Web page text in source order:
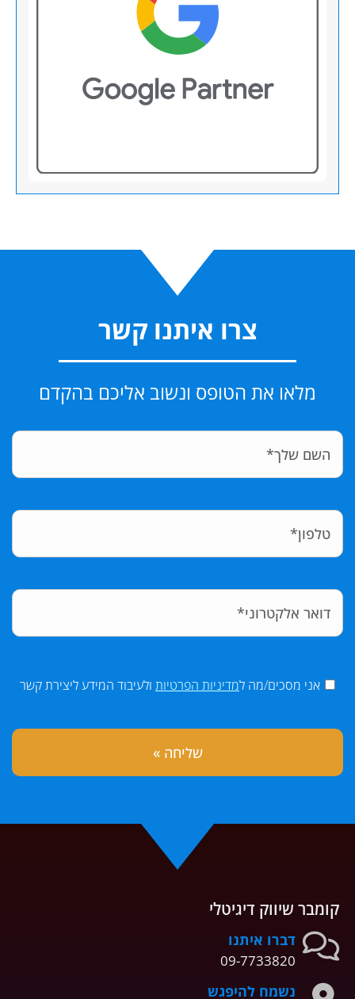
צרו איתנו קשר
מלאו את הטופס ונשוב אליכם בהקדם
אני מסכים/מה למדיניות הפרטיות ולעיבוד המידע ליצירת קשר
קומבר שיווק דיגיטלי
דברו איתנו
09-7733820
נשמח להיפגש